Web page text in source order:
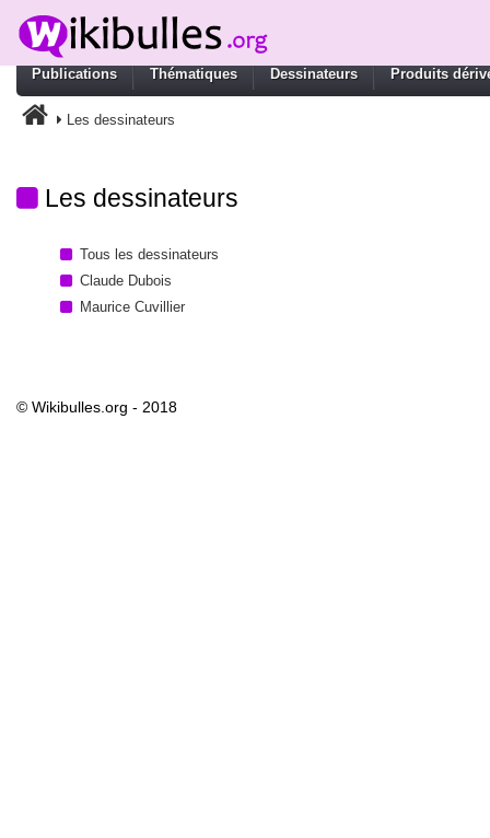
Publications Thématiques Dessinateurs Produits
Les dessinateurs
Les dessinateurs
Tous les dessinateurs
Claude Dubois
Maurice Cuvillier
© Wikibulles.org - 2018